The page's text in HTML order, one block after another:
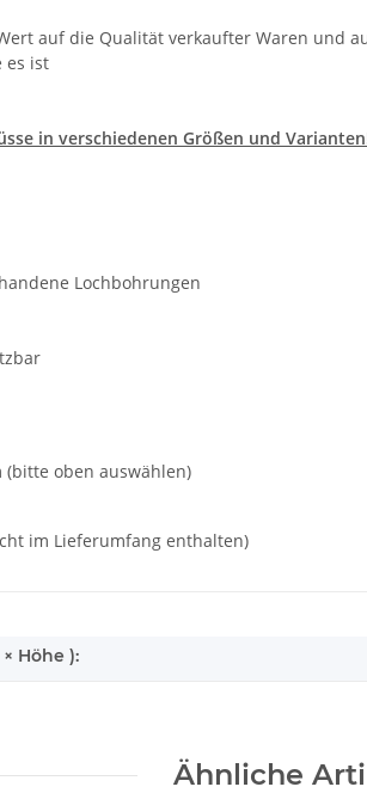
auf die Qualität verkaufter Waren und
es ist
in verschiedenen Größen und
Lochbohrungen
(bitte oben auswählen)
im Lieferumfang enthalten)
Höhe ):
Ähnliche